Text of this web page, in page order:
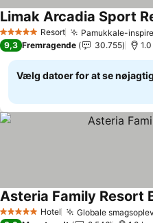
5 Stjerner Resort Pamukkale-
Limak Arcadia Sport
9,3 Fremragende 30.755
Vælg datoer for at se
5 Stjerner Hotel Globale
Asteria Family Resort